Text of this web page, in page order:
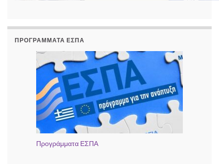
ΠΡΟΓΡΆΜΜΑΤΑ ΕΣΠΑ
Προγράμματα ΕΣΠΑ